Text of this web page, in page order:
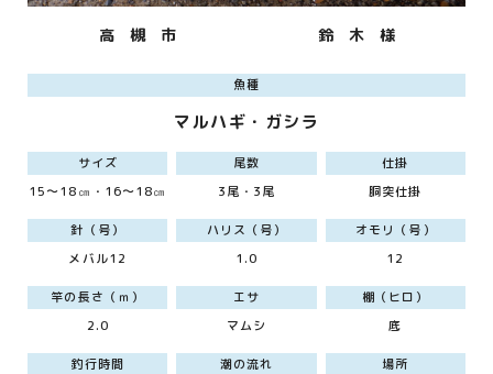
高 槻 市 鈴 木 様
魚種
マルハギ・ガシラ
サイズ
15～18㎝・16～18㎝
尾数
3尾・3尾
仕掛
胴突仕掛
針（号）
メバル12
ハリス（号）
1.0
オモリ（号）
12
竿の長さ（ｍ）
2.0
エサ
マムシ
棚（ヒロ）
底
釣行時間
潮の流れ
場所